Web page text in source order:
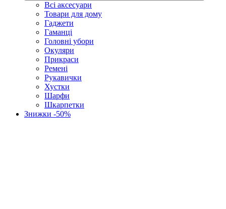
Всі аксесуари
Товари для дому
Гаджети
Гаманці
Головні убори
Окуляри
Прикраси
Ремені
Рукавички
Хустки
Шарфи
Шкарпетки
Знижки -50%